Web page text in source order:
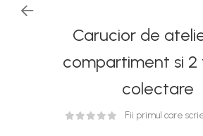
Carucior de
compartiment si 2
colectare
Fii primul care